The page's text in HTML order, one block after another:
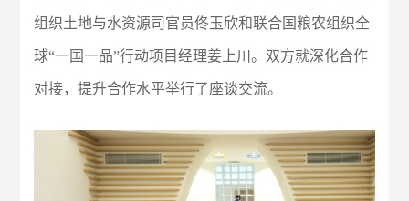
组织土地与水资源司官员佟玉欣和联合国粮农组织全
球“一国一品”行动项目经理姜上川。双方就深化合作
对接，提升合作水平举行了座谈交流。